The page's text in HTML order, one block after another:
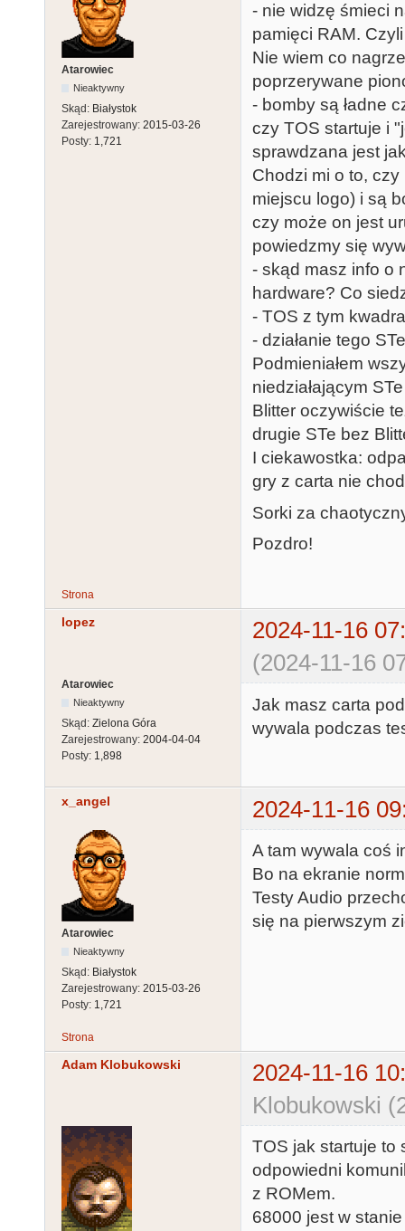
Atarowiec
Nieaktywny
Skąd: Białystok
Zarejestrowany: 2015-03-26
Posty: 1,721
- nie widzę śmieci
pamięci RAM.
Nie wiem co
poprzerywane
- bomby są ładne
czy TOS startuje i
sprawdzana jest
Chodzi mi o to,
miejscu logo) i są
czy może on jest
powiedzmy się
- skąd masz info o
hardware? Co
- TOS z tym
- działanie tego
Podmieniałem
niedziałającym STe
Blitter oczywiście
drugie STe bez
I ciekawostka:
gry z carta nie
Sorki za
Pozdro!
Strona
lopez
2024-11-16
(2024-11-16
Atarowiec
Nieaktywny
Skąd: Zielona Góra
Zarejestrowany: 2004-04-04
Posty: 1,898
Jak masz carta
wywala podczas
x_angel 2024-11-16
Atarowiec
Nieaktywny
Skąd: Białystok
Zarejestrowany: 2015-03-26
Posty: 1,721
A tam wywala coś
Bo na ekranie
Testy Audio
się na pierwszym
Strona
Adam Klobukowski
2024-11-16
Klobukowski
TOS jak startuje to
odpowiedni
z ROMem.
68000 jest w